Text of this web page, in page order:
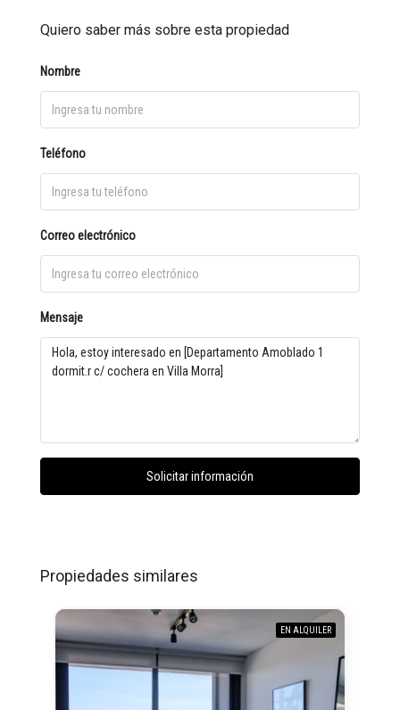
Quiero saber más sobre esta propiedad
Nombre
Teléfono
Correo electrónico
Mensaje
Solicitar información
Propiedades similares
EN ALQUILER